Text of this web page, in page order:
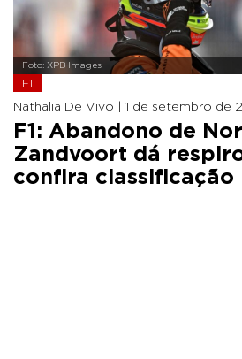
Foto: XPB Images
F1
Nathalia De Vivo | 1 de setembro de
F1: Abandono de
Zandvoort dá
confira classificação